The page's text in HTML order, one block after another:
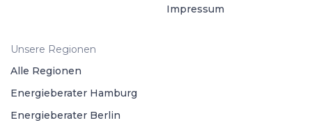
Impressum
Unsere Regionen
Alle Regionen
Energieberater Hamburg
Energieberater Berlin